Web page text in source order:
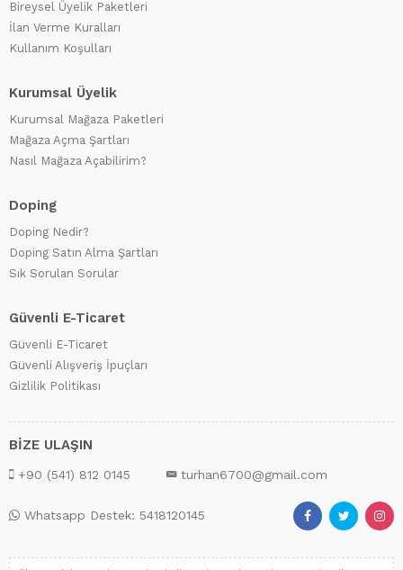
Bireysel Üyelik Paketleri
İlan Verme Kuralları
Kullanım Koşulları
Kurumsal Üyelik
Kurumsal Mağaza Paketleri
Mağaza Açma Şartları
Nasıl Mağaza Açabilirim?
Doping
Doping Nedir?
Doping Satın Alma Şartları
Sık Sorulan Sorular
Güvenli E-Ticaret
Güvenli E-Ticaret
Güvenli Alışveriş İpuçları
Gizlilik Politikası
BİZE ULAŞIN
+90 (541) 812 0145 turhan6700@gmail.com
Whatsapp Destek: 5418120145